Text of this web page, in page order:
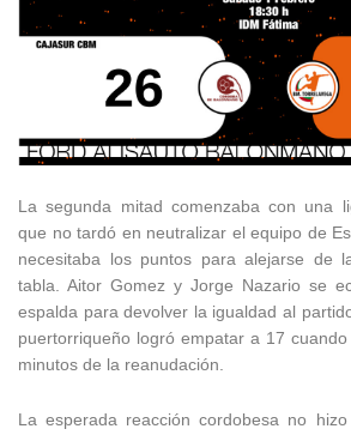
La segunda mitad comenzaba con una
que no tardó en neutralizar el equipo de
necesitaba los puntos para alejarse de
tabla. Aitor Gomez y Jorge Nazario se
espalda para devolver la igualdad al
puertorriqueño logró empatar a 17
minutos de la reanudación.
La esperada reacción cordobesa no